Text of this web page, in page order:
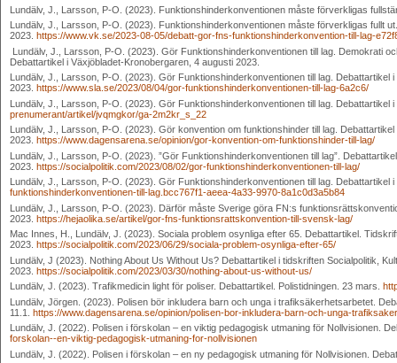
Lundälv, J., Larsson, P-O. (2023). Funktionshinderkonventionen måste förverkligas
Lundälv, J., Larsson, P-O. (2023). Funktionshinderkonventionen måste förverkligas fullt
2023. https://www.vk.se/2023-08-05/debatt-gor-fns-funktionshinderkonvention-till-lag-
Lundälv, J., Larsson, P-O. (2023). Gör Funktionshinderkonventionen till lag. Demokrati
Debattartikel i Växjöbladet-Kronobergaren, 4 augusti 2023.
Lundälv, J., Larsson, P-O. (2023). Gör Funktionshinderkonventionen till lag. Debattartikel
2023. https://www.sla.se/2023/08/04/gor-funktionshinderkonventionen-till-lag-6a2c6/
Lundälv, J., Larsson, P-O. (2023). Gör Funktionshinderkonventionen till lag. Debattartikel
prenumerant/artikel/jvqmgkor/ga-2m2kr_s_22
Lundälv, J., Larsson, P-O. (2023). Gör konvention om funktionshinder till lag.
2023. https://www.dagensarena.se/opinion/gor-konvention-om-funktionshinder-till-lag/
Lundälv, J., Larsson, P-O. (2023). ”Gör Funktionshinderkonventionen till lag”.
2023. https://socialpolitik.com/2023/08/02/gor-funktionshinderkonventionen-till-lag/
Lundälv, J., Larsson, P-O. (2023). Gör Funktionshinderkonventionen till lag. Debattartikel
funktionshinderkonventionen-till-lag.bcc767f1-aeea-4a33-9970-8a1c0d3a5b84
Lundälv, J., Larsson, P-O. (2023). Därför måste Sverige göra FN:s
2023. https://hejaolika.se/artikel/gor-fns-funktionsrattskonvention-till-svensk-lag/
Mac Innes, H., Lundälv, J. (2023). Sociala problem osynliga efter 65. Debattartikel.
2023. https://socialpolitik.com/2023/06/29/sociala-problem-osynliga-efter-65/
Lundälv, J (2023). Nothing About Us Without Us? Debattartikel i tidskriften Socialpolitik,
2023. https://socialpolitik.com/2023/03/30/nothing-about-us-without-us/
Lundälv, J. (2023). Trafikmedicin light för poliser. Debattartikel. Polistidningen. 23 mars.
Lundälv, Jörgen. (2023). Polisen bör inkludera barn och unga i trafiksäkerhetsarbetet.
11.1. https://www.dagensarena.se/opinion/polisen-bor-inkludera-barn-och-unga-
Lundälv, J. (2022). Polisen i förskolan – en viktig pedagogisk utmaning för Nollvisionen.
forskolan--en-viktig-pedagogisk-utmaning-for-nollvisionen
Lundälv, J. (2022). Polisen i förskolan – en ny pedagogisk utmaning för Nollvisionen.